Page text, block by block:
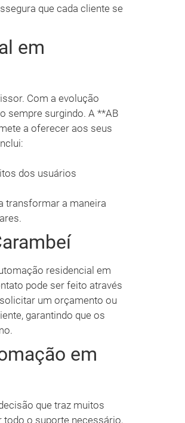
que cada cliente se
em
Com a evolução
sempre surgindo. A **AB
a oferecer aos seus
dos usuários
transformar a maneira
residencial em
pode ser feito através
um orçamento ou
garantindo que os
em
que traz muitos
todo o suporte necessário,